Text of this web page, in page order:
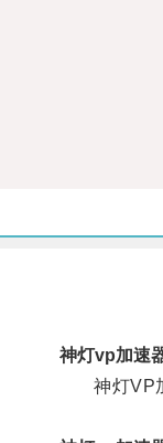
神灯vp加速
神灯VP加